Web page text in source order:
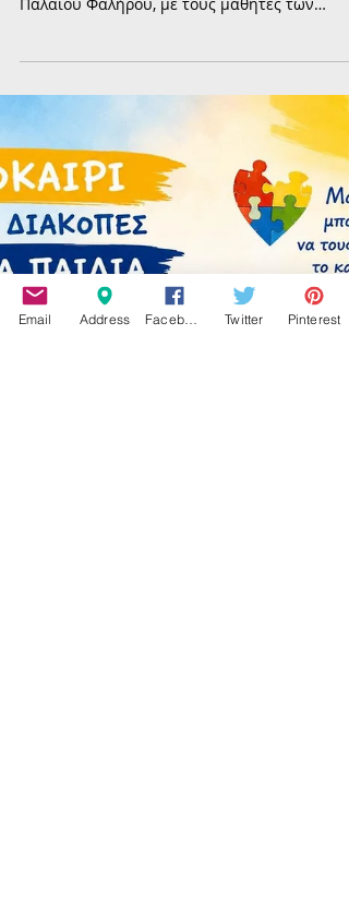
Οι μαθητές πρωταγωνίστησαν
Παλαιού Φαλήρου
Η παραλία Μπάτης φιλοξένησε στις 19 και 21
Ιουνίου το 12ο Μουσικό Μαθητικό Φεστιβάλ
Παλαιού Φαλήρου, με τους μαθητές των
σχολείων της πόλης να παρουσιάζουν
σύνολα, παραδοσιακούς χορούς και
έπειτα από μήνες προετοιμασίας.
Email Address Twitter Pinterest